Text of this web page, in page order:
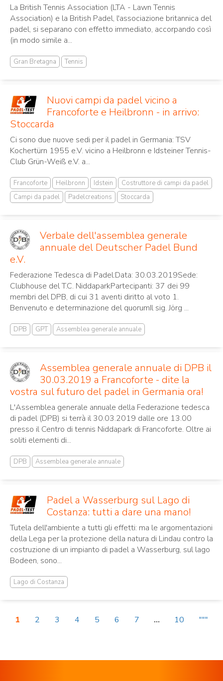
La British Tennis Association (LTA - Lawn Tennis
Association) e la British Padel, l'associazione britannica del
padel, si separano con effetto immediato, accorpando così
(in modo simile a...
Gran Bretagna Tennis
Nuovi campi da padel vicino a
Francoforte e Heilbronn - in arrivo:
Stoccarda
Ci sono due nuove sedi per il padel in Germania: TSV
Kochertürn 1955 e.V. vicino a Heilbronn e Idsteiner Tennis-
Club Grün-Weiß e.V. a...
Francoforte Heilbronn Idstein
Costruttore di campi da padel
Campi da padel
Padelcreations Stoccarda
Verbale dell'assemblea generale
annuale del Deutscher Padel Bund
e.V.
Federazione Tedesca di Padel:Data: 30.03.2019Sede:
Clubhouse del T.C. NiddaparkPartecipanti: 37 dei 99
membri del DPB, di cui 31 aventi diritto al voto 1.
Benvenuto e determinazione del quorumIl sig. Jörg ...
DPB GPT Assemblea generale annuale
Assemblea generale annuale di DPB il
30.03.2019 a Francoforte - dite la
vostra sul futuro del padel in Germania ora!
L'Assemblea generale annuale della Federazione tedesca
di padel (DPB) si terrà il 30.03.2019 dalle ore 13.00
presso il Centro di tennis Niddapark di Francoforte. Oltre ai
soliti elementi di...
DPB Assemblea generale annuale
Padel a Wasserburg sul Lago di
Costanza: tutti a dare una mano!
Tutela dell'ambiente a tutti gli effetti: ma le argomentazioni
della Lega per la protezione della natura di Lindau contro la
costruzione di un impianto di padel a Wasserburg, sul lago
Bodeen, sono...
Lago di Costanza
1 2 3 4 5 6 7 ... 10 """